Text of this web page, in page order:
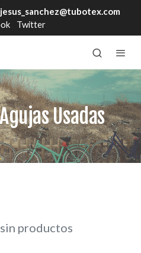
jesus_sanchez@tubotex.com
Twitter
Usadas
productos